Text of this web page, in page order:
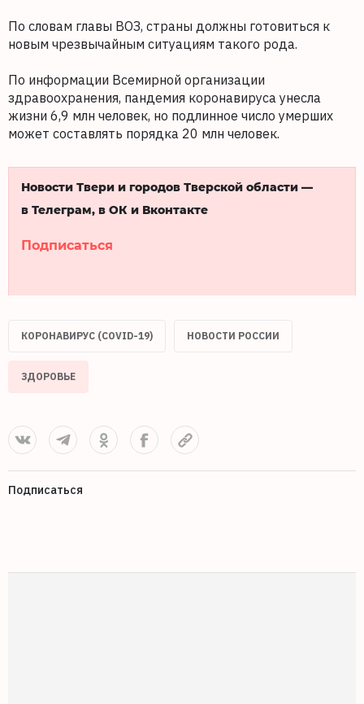
По словам главы ВОЗ, страны должны готовиться к
новым чрезвычайным ситуациям такого рода.
По информации Всемирной организации
здравоохранения, пандемия коронавируса унесла
жизни 6,9 млн человек, но подлинное число умерших
может составлять порядка 20 млн человек.
Новости Твери и городов Тверской области —
в Телеграм, в ОК и Вконтакте
Подписаться
КОРОНАВИРУС (COVID-19) НОВОСТИ РОССИИ
ЗДОРОВЬЕ
Подписаться